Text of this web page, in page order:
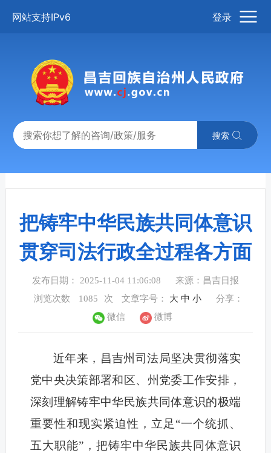
网站支持IPv6 登录
搜索
把铸牢中华民族共同体意识
贯穿司法行政全过程各方面
发布日期： 2025-11-04 11:06:08
来源：昌吉日报
浏览次数
1085 次 文章字号： 大 中 小
分享：
微信
微博
近年来，昌吉州司法局坚决贯彻落实
党中央决策部署和区、州党委工作安排，
深刻理解铸牢中华民族共同体意识的极端
重要性和现实紧迫性，立足“一个统抓、
五大职能”，把铸牢中华民族共同体意识